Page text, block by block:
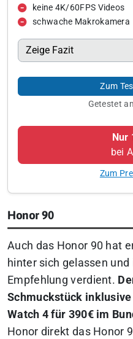
keine 4K/60FPS Videos
schwache Makrokamera
Zeige Fazit
Zum
Getestet
Nur
bei
Zum
Honor 90
Auch das Honor 90 hat
hinter sich gelassen
Empfehlung verdient.
Schmuckstück
Watch 4 für 390€ im
Honor direkt das Honor